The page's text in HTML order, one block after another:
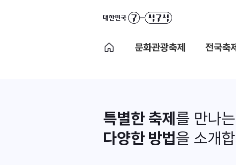
문화관광축제 전국축
특별한 축제 를 만나는
다양한 방법을 소개